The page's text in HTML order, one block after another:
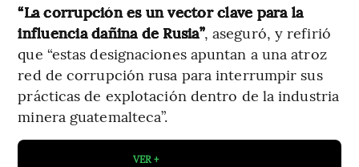
“La corrupción es un vector clave para la
influencia dañina de Rusia”, aseguró, y refirió
que “estas designaciones apuntan a una atroz
red de corrupción rusa para interrumpir sus
prácticas de explotación dentro de la industria
minera guatemalteca”.
VER +